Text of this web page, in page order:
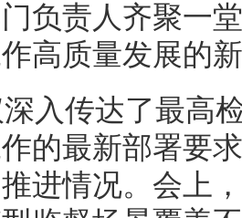
负责人齐聚一
高质量发展的
入传达了最高
的最新部署要
进情况。会上